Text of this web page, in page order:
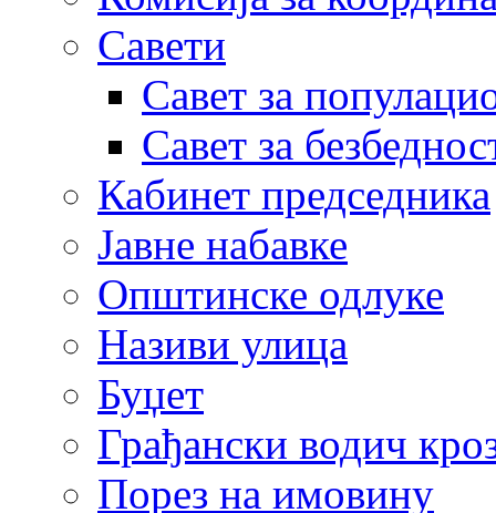
Савети
Савет за
Савет за
Кабинет председника
Јавне набавке
Општинске одлуке
Називи улица
Буџет
Грађански водич
Порез на имовину